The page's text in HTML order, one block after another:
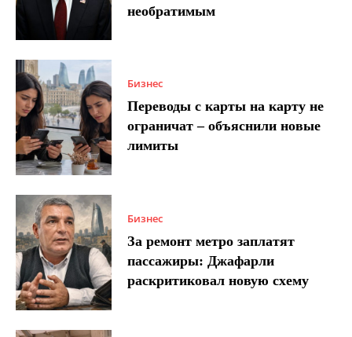
необратимым
Бизнес
Переводы с карты на карту не
ограничат – объяснили новые
лимиты
Бизнес
За ремонт метро заплатят
пассажиры: Джафарли
раскритиковал новую схему